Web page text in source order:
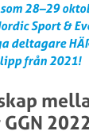
28–29
Sport &
deltagare
från 2021!